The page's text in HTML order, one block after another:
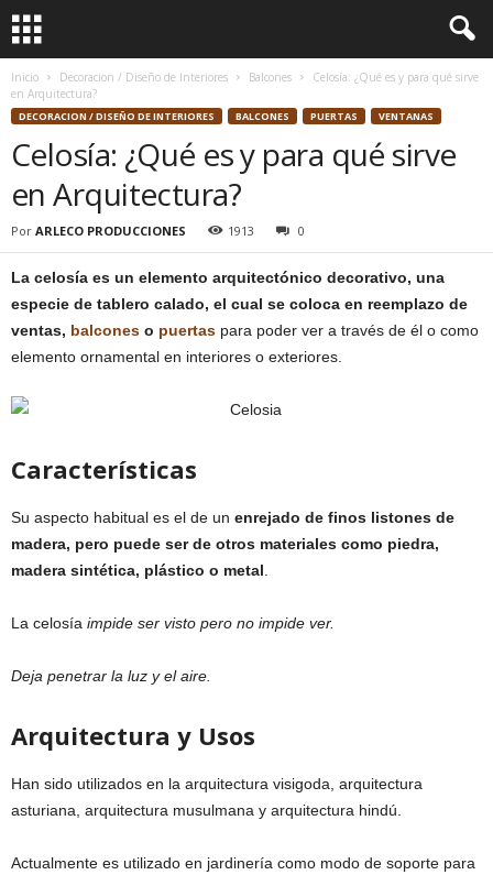
Inicio Decoracion / Diseño de Interiores Balcones
Celosía: ¿Qué es y para qué sirve
en Arquitectura?
DECORACION / DISEÑO DE INTERIORES BALCONES PUERTAS VENTANAS
Celosía: ¿Qué es y para qué sirve
en Arquitectura?
Por ARLECO PRODUCCIONES 1913 0
La celosía es un elemento arquitectónico decorativo, una
especie de tablero calado, el cual se coloca en reemplazo de
ventas, balcones o puertas para poder ver a través de él o como
elemento ornamental en interiores o exteriores.
Características
Su aspecto habitual es el de un enrejado de finos listones de
madera, pero puede ser de otros materiales como piedra,
madera sintética, plástico o metal
La celosía impide ser visto pero no impide ver.
Deja penetrar la luz y el aire.
Arquitectura y Usos
Han sido utilizados en la arquitectura visigoda, arquitectura
asturiana, arquitectura musulmana y arquitectura hindú.
Actualmente es utilizado en jardinería como modo de soporte para